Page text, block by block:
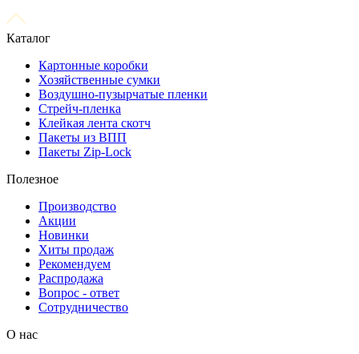
Каталог
Картонные коробки
Хозяйственные сумки
Воздушно-пузырчатые пленки
Стрейч-пленка
Клейкая лента скотч
Пакеты из ВПП
Пакеты Zip-Lock
Полезное
Производство
Акции
Новинки
Хиты продаж
Рекомендуем
Распродажа
Вопрос - ответ
Сотрудничество
О нас